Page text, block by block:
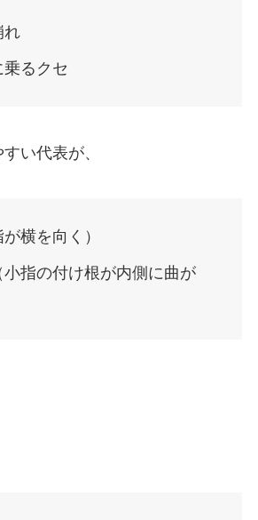
れ
乗るクセ
い代表が、
横を向く）
小指の付け根が内側に曲が